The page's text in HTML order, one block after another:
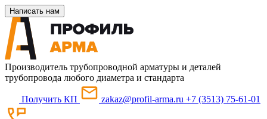
Написать нам
Производитель трубопроводной арматуры и деталей
трубопровода любого диаметра и стандарта
Получить КП zakaz@profil-arma.ru +7 (3513) 75-61-01